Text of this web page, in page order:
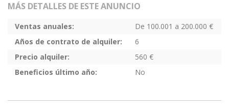
MÁS DETALLES DE ESTE ANUNCIO
Ventas anuales:
De 100.001 a 200.000 €
Años de contrato de alquiler:
6
Precio alquiler:
560 €
Beneficios último año:
No